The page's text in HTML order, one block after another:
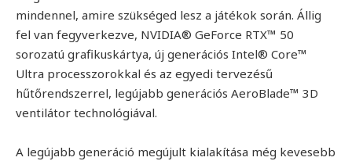
mindennel, amire szükséged lesz a játékok során. Állig
fel van fegyverkezve, NVIDIA® GeForce RTX™ 50
sorozatú grafikuskártya, új generációs Intel® Core™
Ultra processzorokkal és az egyedi tervezésű
hűtőrendszerrel, legújabb generációs AeroBlade™ 3D
ventilátor technológiával.
A legújabb generáció megújult kialakítása még kevesebb